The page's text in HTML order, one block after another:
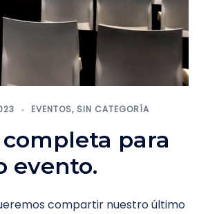
EVENTOS, SIN CATEGORÍA
para
evento.
compartir nuestro último